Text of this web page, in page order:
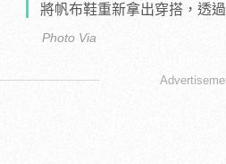
將帆布鞋重新拿出穿搭，透
Photo Via